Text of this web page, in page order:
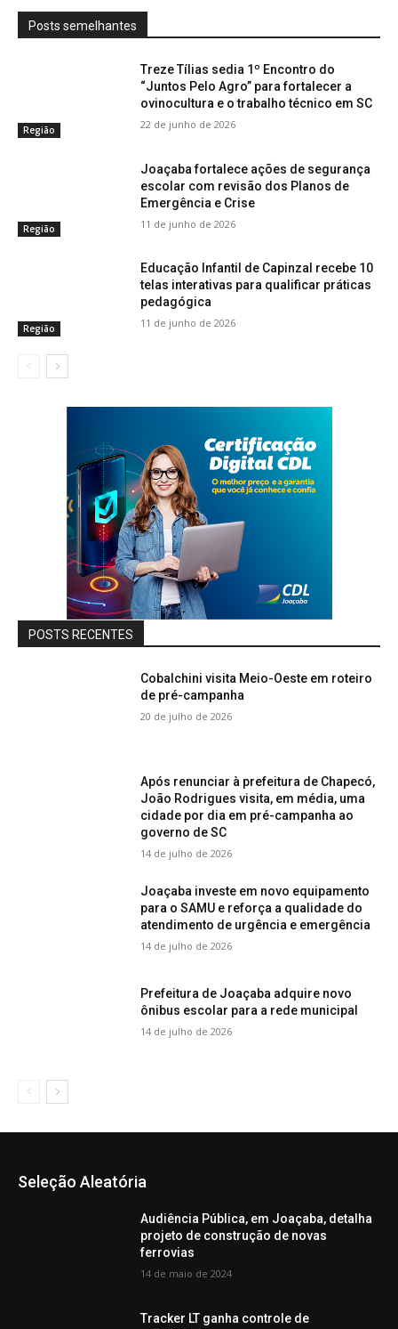
Posts semelhantes
Região
Treze Tílias sedia 1º Encontro do
“Juntos Pelo Agro” para fortalecer a
ovinocultura e o trabalho técnico em SC
22 de junho de 2026
Região
Joaçaba fortalece ações de segurança
escolar com revisão dos Planos de
Emergência e Crise
11 de junho de 2026
Região
Educação Infantil de Capinzal recebe 10
telas interativas para qualificar práticas
pedagógica
11 de junho de 2026
POSTS RECENTES
Cobalchini visita Meio-Oeste em roteiro
de pré-campanha
20 de julho de 2026
Após renunciar à prefeitura de Chapecó,
João Rodrigues visita, em média, uma
cidade por dia em pré-campanha ao
governo de SC
14 de julho de 2026
Joaçaba investe em novo equipamento
para o SAMU e reforça a qualidade do
atendimento de urgência e emergência
14 de julho de 2026
Prefeitura de Joaçaba adquire novo
ônibus escolar para a rede municipal
14 de julho de 2026
Seleção Aleatória
Audiência Pública, em Joaçaba, detalha
projeto de construção de novas
ferrovias
14 de maio de 2024
Tracker LT ganha controle de